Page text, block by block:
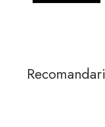
Recomandari